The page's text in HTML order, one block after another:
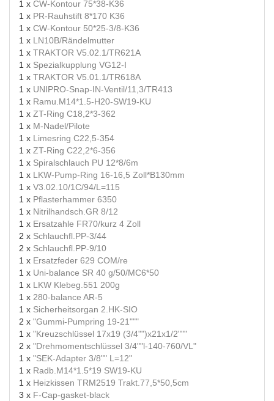
1 x CW-Kontour 75*38-K36
1 x PR-Rauhstift 8*170 K36
1 x CW-Kontour 50*25-3/8-K36
1 x LN10B/Rändelmutter
1 x TRAKTOR V5.02.1/TR621A
1 x Spezialkupplung VG12-I
1 x TRAKTOR V5.01.1/TR618A
1 x UNIPRO-Snap-IN-Ventil/11,3/TR413
1 x Ramu.M14*1.5-H20-SW19-KU
1 x ZT-Ring C18,2*3-362
1 x M-Nadel/Pilote
1 x Limesring C22,5-354
1 x ZT-Ring C22,2*6-356
1 x Spiralschlauch PU 12*8/6m
1 x LKW-Pump-Ring 16-16,5 Zoll*B130mm
1 x V3.02.10/1C/94/L=115
1 x Pflasterhammer 6350
1 x Nitrilhandsch.GR 8/12
1 x Ersatzahle FR70/kurz 4 Zoll
2 x Schlauchfl.PP-3/44
2 x Schlauchfl.PP-9/10
1 x Ersatzfeder 629 COM/re
1 x Uni-balance SR 40 g/50/MC6*50
1 x LKW Klebeg.551 200g
1 x 280-balance AR-5
1 x Sicherheitsorgan 2.HK-SIO
2 x "Gummi-Pumpring 19-21"""
1 x "Kreuzschlüssel 17x19 (3/4"")x21x1/2"""
2 x "Drehmomentschlüssel 3/4""l-140-760/VL"
1 x "SEK-Adapter 3/8"" L=12"
1 x Radb.M14*1.5*19 SW19-KU
1 x Heizkissen TRM2519 Trakt.77,5*50,5cm
3 x F-Cap-gasket-black